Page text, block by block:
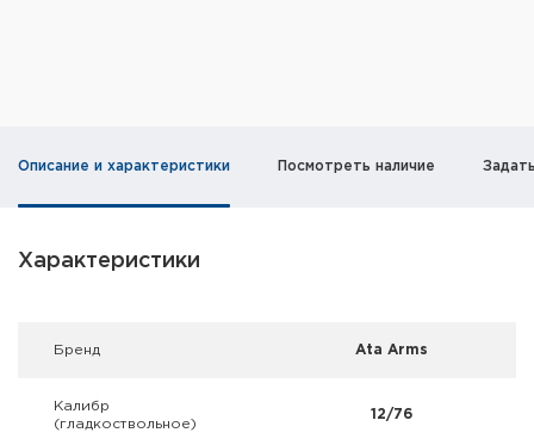
Холодная пристрелка оружия
Оружейные шкафы и сейфы
Сигнальные средства
Описание и характеристики Посмотреть наличие
Характеристики
Брeнд Ata Arms
Калибр
(гладкоствольное)
12/76